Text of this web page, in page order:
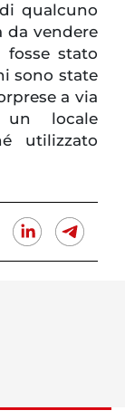
qualcuno
da vendere
stato
sono state
a via
locale
utilizzato